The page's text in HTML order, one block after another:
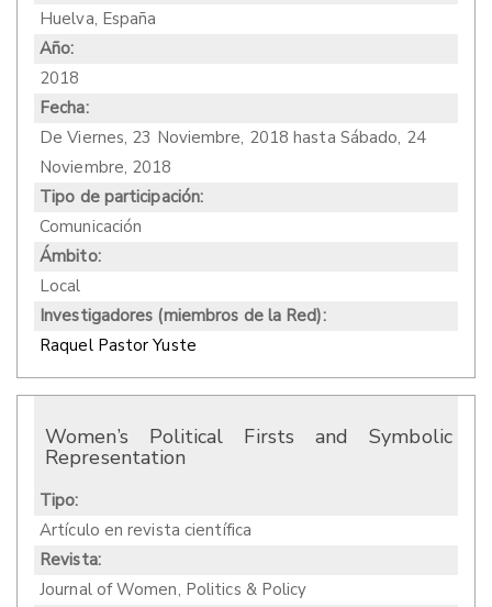
Huelva, España
Año:
2018
Fecha:
DeViernes, 23 Noviembre, 2018 hasta Sábado, 24
Noviembre, 2018
Tipo de participación:
Comunicación
Ámbito:
Local
Investigadores (miembros de la Red):
Raquel Pastor Yuste
Women’s Political Firsts and Symbolic
Representation
Tipo:
Artículo en revista científica
Revista:
Journal of Women, Politics & Policy